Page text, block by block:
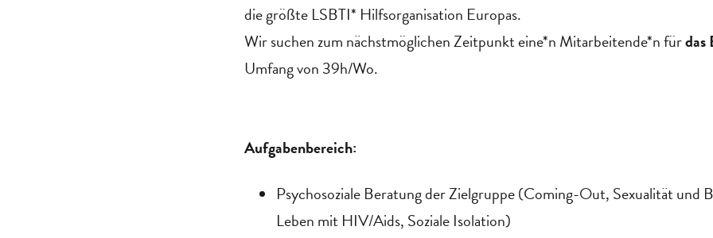
die größte LSBTI* Hilfsorganisation Europas.
Wir suchen zum nächstmöglichen Zeitpunkt eine*n Mitarbeitende*n fürdas
Umfang von 39h/Wo.
Aufgabenbereich:
Psychosoziale Beratung der Zielgruppe (Coming-Out, Sexualität und
Leben mit HIV/Aids, Soziale Isolation)